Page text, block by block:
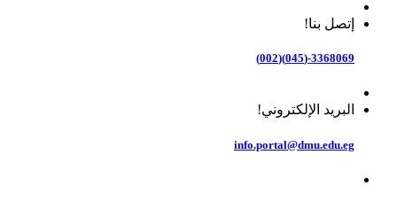
إتصل بنا!
3368069-(045)(002)
البريد الإلكتروني!
info.portal@dmu.edu.eg